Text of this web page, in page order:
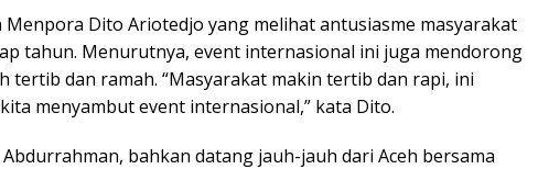
Menpora Dito Ariotedjo yang melihat antusiasme masyarakat
tahun. Menurutnya, event internasional ini juga mendorong
tertib dan ramah. “Masyarakat makin tertib dan rapi, ini
menyambut event internasional,” kata Dito.
bahkan datang jauh-jauh dari Aceh bersama